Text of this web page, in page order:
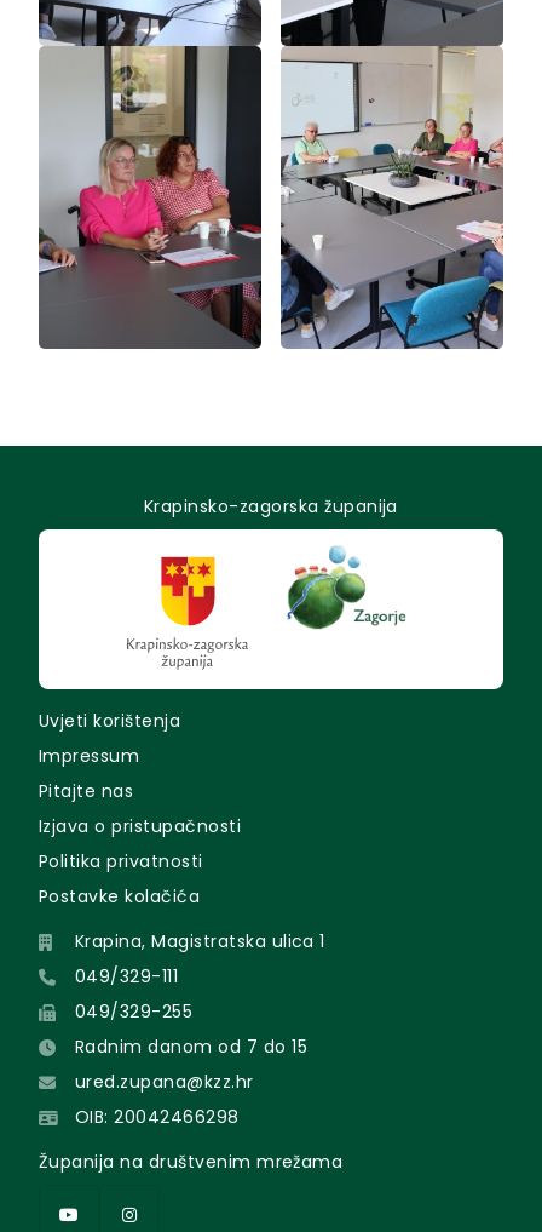
Krapinsko-zagorska županija
Uvjeti korištenja
Impressum
Pitajte nas
Izjava o pristupačnosti
Politika privatnosti
Postavke kolačića
Krapina, Magistratska ulica 1
049/329-111
049/329-255
Radnim danom od 7 do 15
ured.zupana@kzz.hr
OIB: 20042466298
Županija na društvenim mrežama